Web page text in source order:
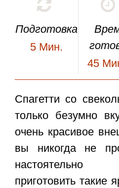
Подготовка
5 Мин.
45
Спагетти со
только безумно
очень красивое
вы никогда не
приготовить такие